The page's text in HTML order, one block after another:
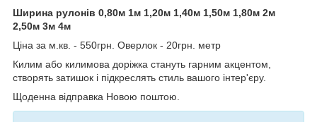
Ширина рулонів 0,80м 1м 1,20м 1,40м 1,50м 1,80м 2м
2,50м 3м 4м
Ціна за м.кв. - 550грн. Оверлок - 20грн. метр
Килим або килимова доріжка стануть гарним акцентом,
створять затишок і підкреслять стиль вашого інтер'єру.
Щоденна відправка Новою поштою.